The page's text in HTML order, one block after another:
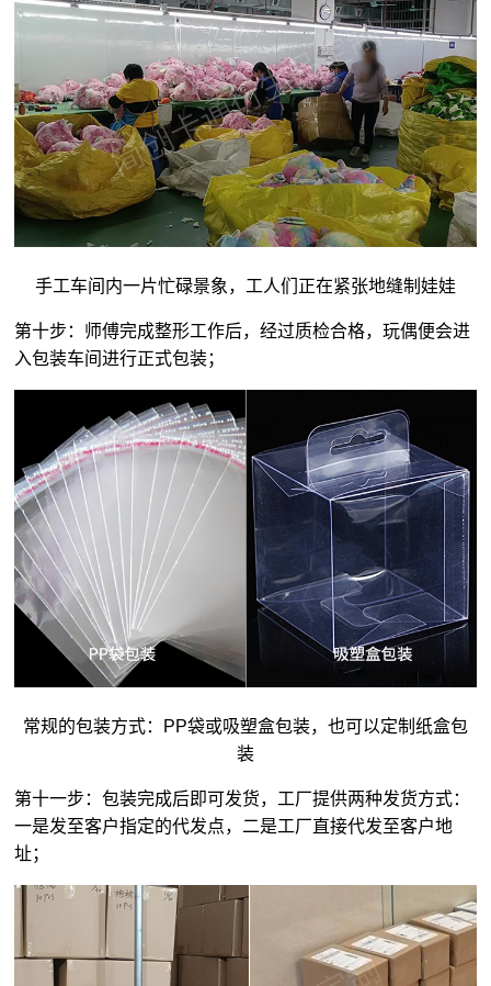
手工车间内一片忙碌景象，工人们正在紧张地缝制娃娃
第十步：师傅完成整形工作后，经过质检合格，玩偶便会进
入包装车间进行正式包装；
常规的包装方式：PP袋或吸塑盒包装，也可以定制纸盒包
装
第十一步：包装完成后即可发货，工厂提供两种发货方式：
一是发至客户指定的代发点，二是工厂直接代发至客户地
址；